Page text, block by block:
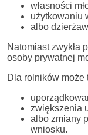
własności
użytkowaniu
albo
Natomiast zwykła
osoby prywatnej
Dla rolników może
zwiększenia
albo zmiany
wniosku.